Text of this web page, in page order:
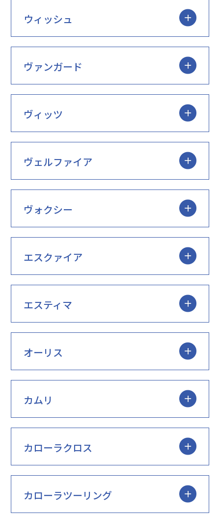
ウィッシュ
ヴァンガード
ヴィッツ
ヴェルファイア
ヴォクシー
エスクァイア
エスティマ
オーリス
カムリ
カローラクロス
カローラツーリング